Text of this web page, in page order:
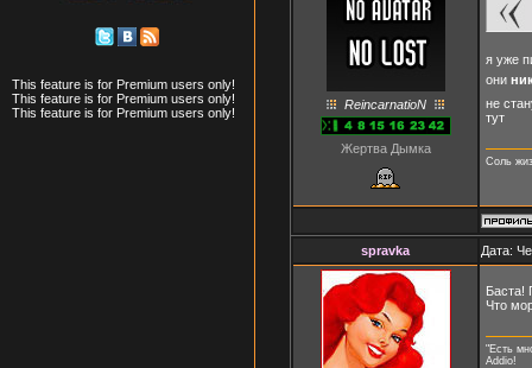
This feature is for Premium users only!
This feature is for Premium users only!
This feature is for Premium users only!
ReincarnatioN
Жертва Дымка
я уже
они
не
тут
Соль
spravka Дата:
Баста!
Что
"Есть
Addio!